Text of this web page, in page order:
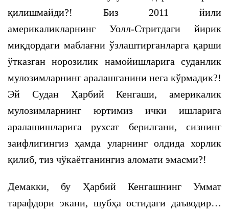
қилишмайди?! Биз 2011 йили
америкаликларнинг Уолл-Стритдаги йирик
миқдордаги маблағни ўзлаштирганларга қарши
ўтказган норозилик намойишларига суданлик
мулозимларнинг аралашганини нега кўрмадик?!
Эй Судан Ҳарбий Кенгаши, америкалик
мулозимларнинг юртимиз ички ишларига
аралашишларига рухсат берилгани, сизнинг
заифлигингиз ҳамда уларнинг олдида хорлик
қилиб, тиз чўкаётганингиз аломати эмасми?!
Демакки, бу Ҳарбий Кенгашнинг Уммат
тарафдори экани, шубҳа остидаги даъводир…